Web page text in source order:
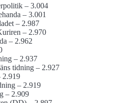
– 3.004
– 3.001
– 2.987
– 2.970
– 2.962
– 2.937
tidning – 2.927
2.919
– 2.919
– 2.909